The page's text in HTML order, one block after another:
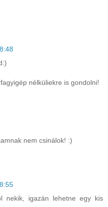
nélküliekre is gondolni!
nem csinálok! :)
nekik, igazán lehetne egy kis